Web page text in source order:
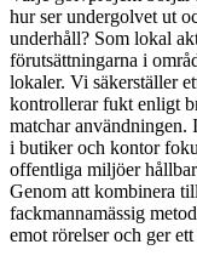
hur ser undergolvet ut
underhåll? Som lokal
förutsättningarna i
lokaler. Vi säkerställer
kontrollerar fukt enligt
matchar
i butiker och kontor
offentliga miljöer
Genom att kombinera
fackmannamässig
emot rörelser och ger